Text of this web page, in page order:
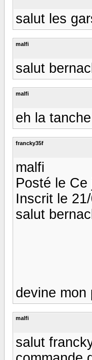
salut les
malfi
salut
malfi
eh la
francky35f
malfi
Posté le Ce
Inscrit le
salut
devine mon
malfi
salut